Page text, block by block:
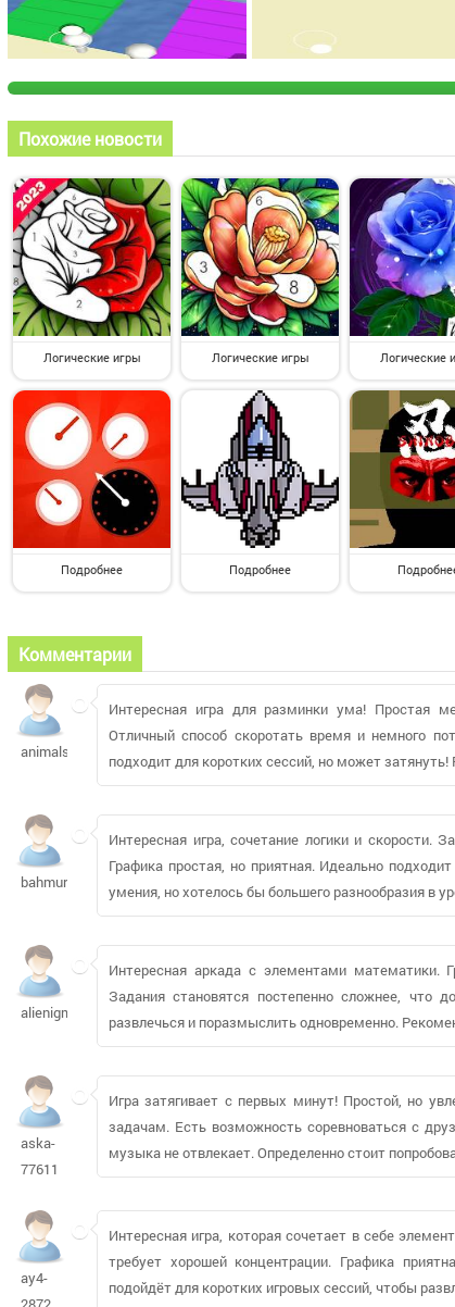
Похожие новости
Логические игры Логические игры Логические
Подробнее Подробнее
Комментарии
animals96
Интересная игра для разминки ума! Простая
Отличный способ скоротать время и немного
подходит для коротких сессий, но может
bahmur413
Интересная игра, сочетание логики и скорости.
Графика простая, но приятная. Идеально
умения, но хотелось бы большего разнообразия в
alienigma673
Интересная аркада с элементами математики.
Задания становятся постепенно сложнее, что
развлечься и поразмыслить одновременно.
aska-
77611
Игра затягивает с первых минут! Простой, но
задачам. Есть возможность соревноваться с
музыка не отвлекает. Определенно стоит
ay4-
Интересная игра, которая сочетает в себе
требует хорошей концентрации. Графика
подойдёт для коротких игровых сессий, чтобы